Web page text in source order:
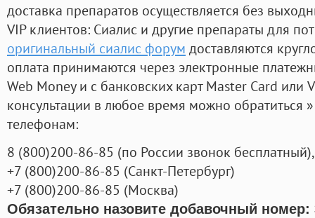
доставка препаратов осуществляется без
VIP клиентов: Сиалис и другие препараты для
оригинальный сиалис форум доставляются
оплата принимаются через электронные
Web Money и с банковских карт Master Card или
консультации в любое время можно обратиться
телефонам:
8 (800)200-86-85 (по России звонок бесплатный),
+7 (800)200-86-85 (Санкт-Петербург)
+7 (800)200-86-85 (Москва)
Обязательно назовите добавочный номер: